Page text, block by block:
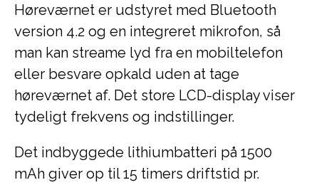
Høreværnet er udstyret med Bluetooth
version 4.2 og en integreret mikrofon, så
man kan streame lyd fra en mobiltelefon
eller besvare opkald uden at tage
høreværnet af. Det store LCD-display viser
tydeligt frekvens og indstillinger.
Det indbyggede lithiumbatteri på 1500
mAh giver op til 15 timers driftstid pr.